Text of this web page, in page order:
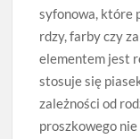
syfonowa, które
rdzy, farby czy
elementem jest
stosuje się
zależności od
proszkowego